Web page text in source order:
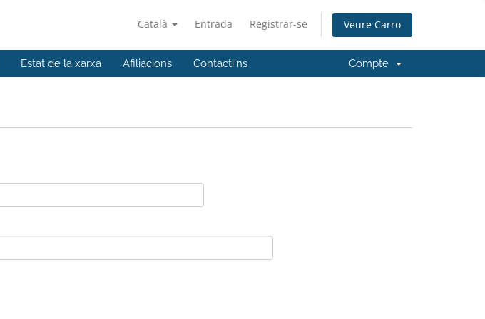
Català Entrada Registrar-se Veure Carro
Estat de la xarxa Afiliacions Contacti'ns Compte